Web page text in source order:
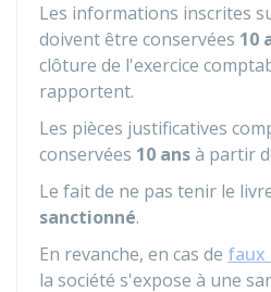
Les informations inscrites
doivent être conservées 10
clôture de l'exercice
rapportent.
Les pièces justificatives
conservées 10 ansà partir
Le fait de ne pas tenir le
sanctionné.
En revanche, en cas de faux
la société s'expose à une